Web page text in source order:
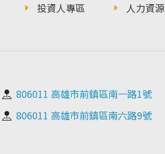
投資人專區 人力資源
806011 高雄市前鎮區南一路1號
806011 高雄市前鎮區南六路9號